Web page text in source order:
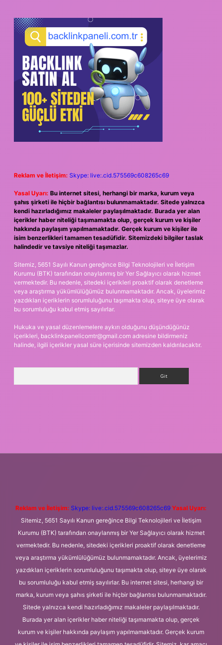
Reklam ve İletişim: Skype: live:.cid.575569c608265c69
Yasal Uyarı: Bu internet sitesi, herhangi bir marka, kurum veya
şahıs şirketi ile hiçbir bağlantısı bulunmamaktadır. Sitede yalnızca
kendi hazırladığımız makaleler paylaşılmaktadır. Burada yer alan
içerikler haber niteliği taşımamakta olup, gerçek kurum ve kişiler
hakkında paylaşım yapılmamaktadır. Gerçek kurum ve kişiler ile
isim benzerlikleri tamamen tesadüfidir. Sitemizdeki bilgiler taslak
halindedir ve tavsiye niteliği taşımazlar.
Sitemiz, 5651 Sayılı Kanun gereğince Bilgi Teknolojileri ve İletişim
Kurumu (BTK) tarafından onaylanmış bir Yer Sağlayıcı olarak hizmet
vermektedir. Bu nedenle, sitedeki içerikleri proaktif olarak denetleme
veya araştırma yükümlülüğümüz bulunmamaktadır. Ancak, üyelerimiz
yazdıkları içeriklerin sorumluluğunu taşımakta olup, siteye üye olarak
bu sorumluluğu kabul etmiş sayılırlar.
Hukuka ve yasal düzenlemelere aykırı olduğunu düşündüğünüz
içerikleri, backlinkpanelicomtr@gmail.com adresine bildirmeniz
halinde, ilgili içerikler yasal süre içerisinde sitemizden kaldırılacaktır.
Reklam ve İletişim: Skype: live:.cid.575569c608265c69 Yasal Uyarı:
Sitemiz, 5651 Sayılı Kanun gereğince Bilgi Teknolojileri ve İletişim
Kurumu (BTK) tarafından onaylanmış bir Yer Sağlayıcı olarak hizmet
vermektedir. Bu nedenle, sitedeki içerikleri proaktif olarak denetleme
veya araştırma yükümlülüğümüz bulunmamaktadır. Ancak, üyelerimiz
yazdıkları içeriklerin sorumluluğunu taşımakta olup, siteye üye olarak
bu sorumluluğu kabul etmiş sayılırlar. Bu internet sitesi, herhangi bir
marka, kurum veya şahıs şirketi ile hiçbir bağlantısı bulunmamaktadır.
Sitede yalnızca kendi hazırladığımız makaleler paylaşılmaktadır.
Burada yer alan içerikler haber niteliği taşımamakta olup, gerçek
kurum ve kişiler hakkında paylaşım yapılmamaktadır. Gerçek kurum